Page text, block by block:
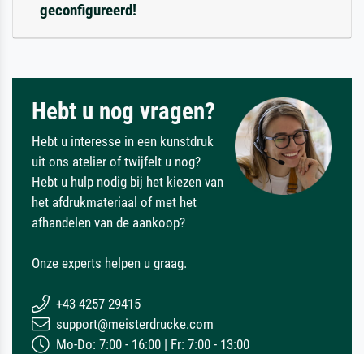
geconfigureerd!
Hebt u nog vragen?
Hebt u interesse in een kunstdruk
uit ons atelier of twijfelt u nog?
Hebt u hulp nodig bij het kiezen van
het afdrukmateriaal of met het
afhandelen van de aankoop?
Onze experts helpen u graag.
+43 4257 29415
support@meisterdrucke.com
Mo-Do: 7:00 - 16:00 | Fr: 7:00 - 13:00